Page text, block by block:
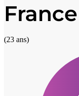
France
(23 ans)